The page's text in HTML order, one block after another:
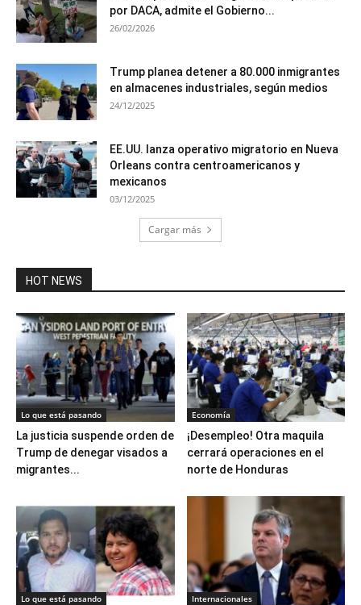
por DACA, admite el Gobierno...
26/02/2026
Trump planea detener a 80.000 inmigrantes
en almacenes industriales, según medios
24/12/2025
EE.UU. lanza operativo migratorio en Nueva
Orleans contra centroamericanos y
mexicanos
03/12/2025
Cargar más
HOT NEWS
Lo que está pasando
La justicia suspende orden de
Trump de denegar visados a
migrantes...
Economía
¡Desempleo! Otra maquila
cerrará operaciones en el
norte de Honduras
Lo que está pasando Internacionales